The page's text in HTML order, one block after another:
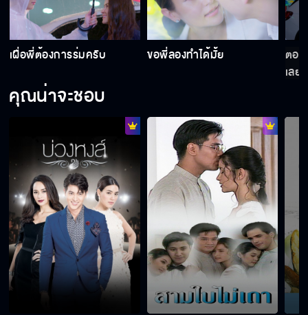
ครั้งนี้ ผมไม่ขอโทษนะครับ
กับผู้หญิงคนอื่นเคยจูบมั้ย
เธอเป็นความฝันของผู้หญิงแก่ๆ คนหนึ่ง
อย่านะครับ คราวนี้ผมไม่ยอมแน่
เผื่อพี่ต้องการร่มครับ ขอพี่ลองทำได้มั้ย
ตอน
เลย
คุณน่าจะชอบ